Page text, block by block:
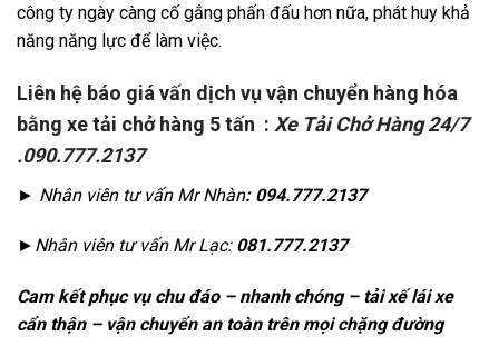
công ty ngày càng cố gắng phấn đấu hơn nữa, phát huy khả
năng năng lực để làm việc.
Liên hệ báo giá vấn dịch vụ vận chuyển hàng hóa
bằng xe tải chở hàng 5 tấn : Xe Tải Chở Hàng 24/7
.090.777.2137
► Nhân viên tư vấn Mr Nhàn: 094.777.2137
►Nhân viên tư vấn Mr Lạc: 081.777.2137
Cam kết phục vụ chu đáo – nhanh chóng – tải xế lái xe
cẩn thận – vận chuyển an toàn trên mọi chặng đường